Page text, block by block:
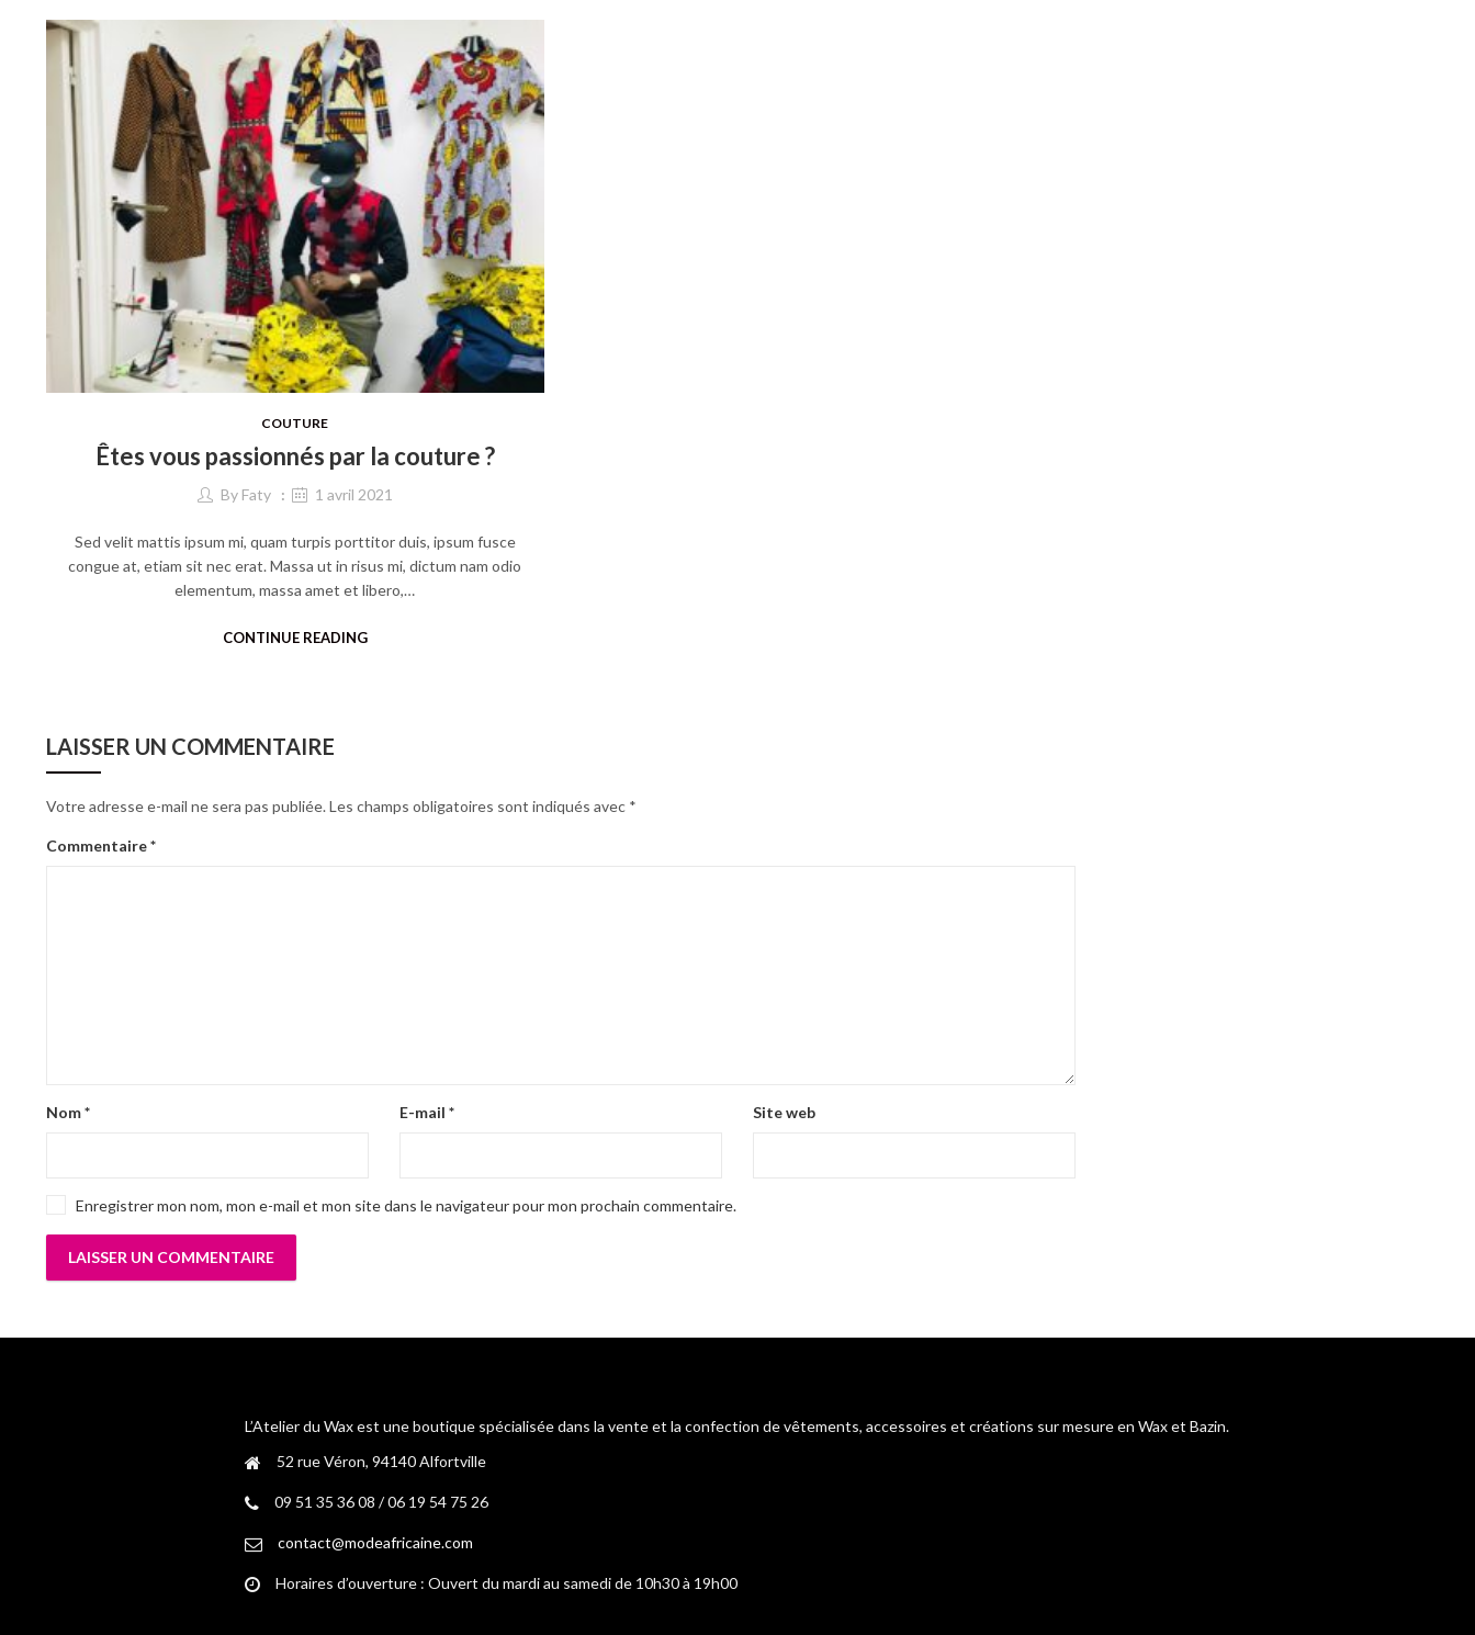
COUTURE
Êtes vous passionnés par la couture ?
By Faty 1 avril 2021
Sed velit mattis ipsum mi, quam turpis porttitor duis, ipsum fusce
congue at, etiam sit nec erat. Massa ut in risus mi, dictum nam odio
elementum, massa amet et libero,…
CONTINUE READING
LAISSER UN COMMENTAIRE
Votre adresse e-mail ne sera pas publiée.Les champs obligatoires sont indiqués avec *
Commentaire*
Nom* E-mail * Site web
Enregistrer mon nom, mon e-mail et mon site dans le navigateur pour mon prochain commentaire.
L’Atelier du Wax est une boutique spécialisée dans la vente et la confection de vêtements, accessoires et créations sur mesure en Wax et Bazin.
52 rue Véron, 94140 Alfortville
09 51 35 36 08 / 06 19 54 75 26
contact@modeafricaine.com
Horaires d’ouverture : Ouvert du mardi au samedi de 10h30 à 19h00